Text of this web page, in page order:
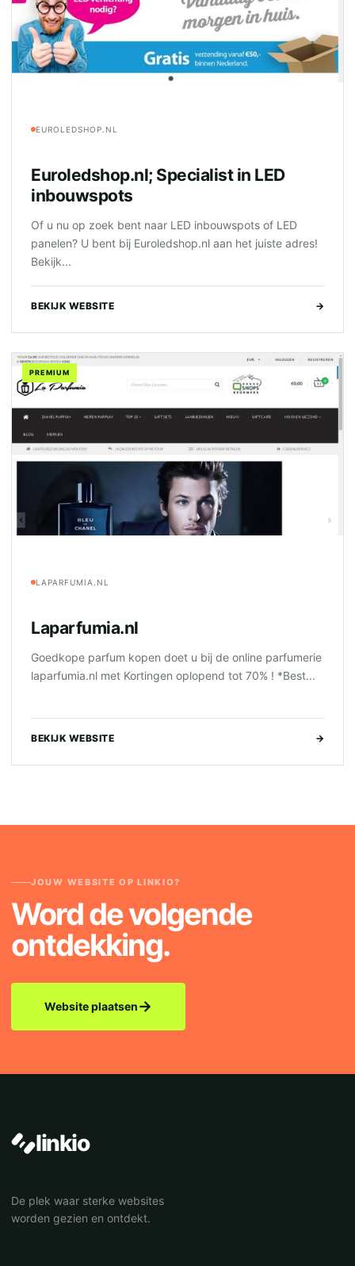
EUROLEDSHOP.NL
Euroledshop.nl; Specialist in LED
inbouwspots
Of u nu op zoek bent naar LED inbouwspots of LED
panelen? U bent bij Euroledshop.nl aan het juiste adres!
Bekijk...
BEKIJK WEBSITE →
PREMIUM
LAPARFUMIA.NL
Laparfumia.nl
Goedkope parfum kopen doet u bij de online parfumerie
laparfumia.nl met Kortingen oplopend tot 70% ! *Best...
BEKIJK WEBSITE →
JOUW WEBSITE OP LINKIO?
Word de volgende
ontdekking.
Website plaatsen→
linkio
De plek waar sterke websites
worden gezien en ontdekt.